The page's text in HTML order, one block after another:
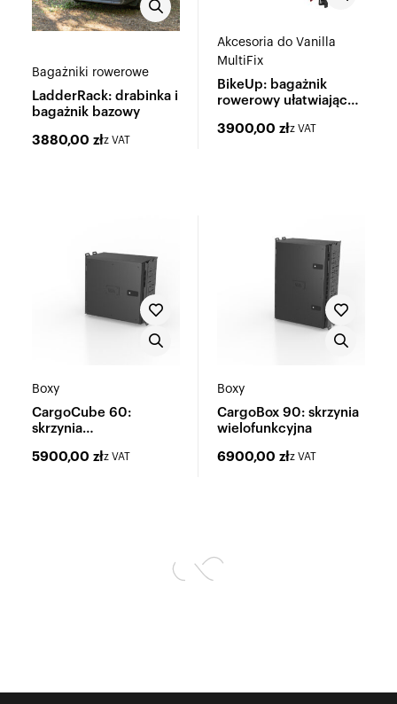
Bagażniki rowerowe
LadderRack: drabinka i
bagażnik bazowy
3880,00 złz VAT
Akcesoria do Vanilla
MultiFix
BikeUp: bagażnik
rowerowy ułatwiający
3900,00 złz VAT
Boxy
CargoCube 60:
skrzynia
5900,00 złz VAT
Boxy
CargoBox 90: skrzynia
wielofunkcyjna
6900,00 złz VAT